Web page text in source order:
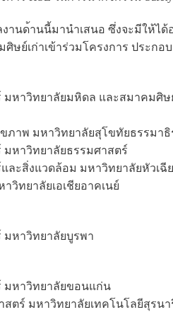
งานดานนี้มานำเสนอ ซึ่งจะมีให้ไ
ษย์เก่าเข้าร่วมโครงการ ประกอ
หาวิทยาลัยมหิดล และสมาคมศิษ
ภาพ มหาวิทยาลัยสุโขทัยธรรมาธิ
หาวิทยาลัยธรรมศาสตร์
ละสิ่งแวดล้อม มหาวิทยาลัยหัวเฉี
าวิทยาลัยเอเชียอาคเนย์
หาวิทยาลัยบูรพา
มหาวิทยาลัยขอนแก่น
ตร์ มหาวิทยาลัยเทคโนโลยีสุรนา